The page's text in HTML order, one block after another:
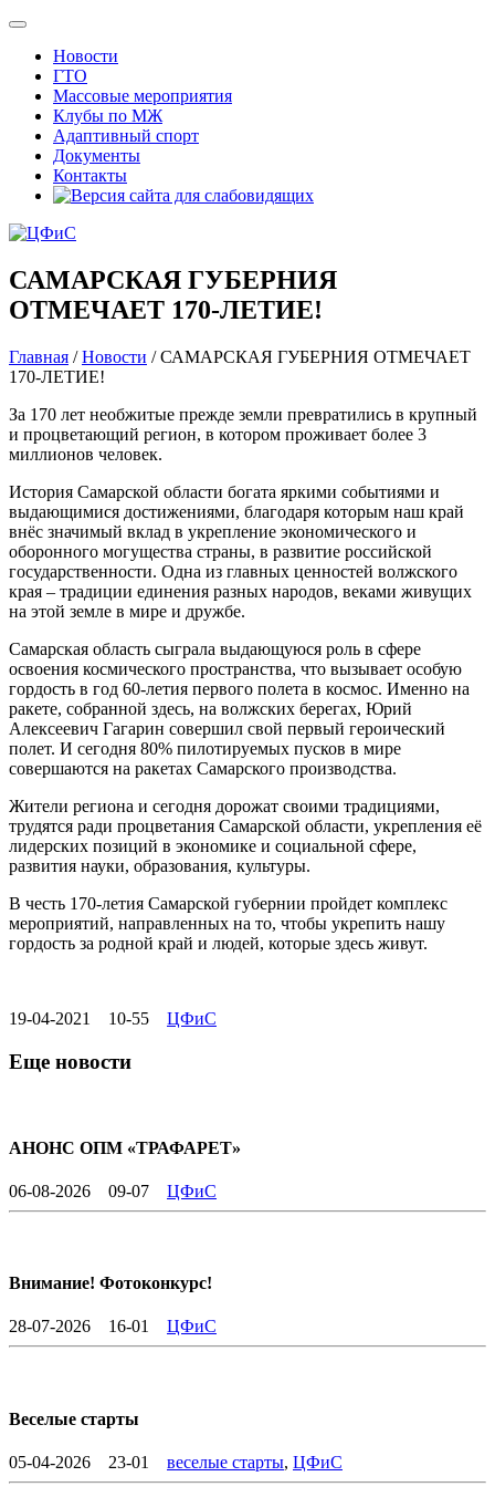
Новости
ГТО
Массовые мероприятия
Клубы по МЖ
Адаптивный спорт
Документы
Контакты
САМАРСКАЯ ГУБЕРНИЯ
ОТМЕЧАЕТ 170-ЛЕТИЕ!
Главная /Новости /САМАРСКАЯ ГУБЕРНИЯ ОТМЕЧАЕТ
170-ЛЕТИЕ!
За 170 лет необжитые прежде земли превратились в крупный
и процветающий регион, в котором проживает более 3
миллионов человек.
История Самарской области богата яркими событиями и
выдающимися достижениями, благодаря которым наш край
внёс значимый вклад в укрепление экономического и
оборонного могущества страны, в развитие российской
государственности. Одна из главных ценностей волжского
края – традиции единения разных народов, веками живущих
на этой земле в мире и дружбе.
Самарская область сыграла выдающуюся роль в сфере
освоения космического пространства, что вызывает особую
гордость в год 60-летия первого полета в космос. Именно на
ракете, собранной здесь, на волжских берегах, Юрий
Алексеевич Гагарин совершил свой первый героический
полет. И сегодня 80% пилотируемых пусков в мире
совершаются на ракетах Самарского производства.
Жители региона и сегодня дорожат своими традициями,
трудятся ради процветания Самарской области, укрепления её
лидерских позиций в экономике и социальной сфере,
развития науки, образования, культуры.
В честь 170-летия Самарской губернии пройдет комплекс
мероприятий, направленных на то, чтобы укрепить нашу
гордость за родной край и людей, которые здесь живут.
19-04-2021 10-55 ЦФиС
Еще новости
АНОНС ОПМ «ТРАФАРЕТ»
06-08-2026 09-07 ЦФиС
Внимание! Фотоконкурс!
28-07-2026 16-01 ЦФиС
Веселые старты
05-04-2026 23-01 веселые старты, ЦФиС